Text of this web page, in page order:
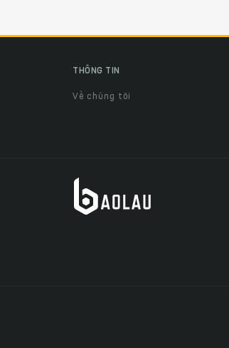
THÔNG TIN
Về chúng tôi